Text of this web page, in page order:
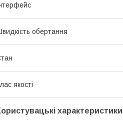
обертання
якості
характеристики